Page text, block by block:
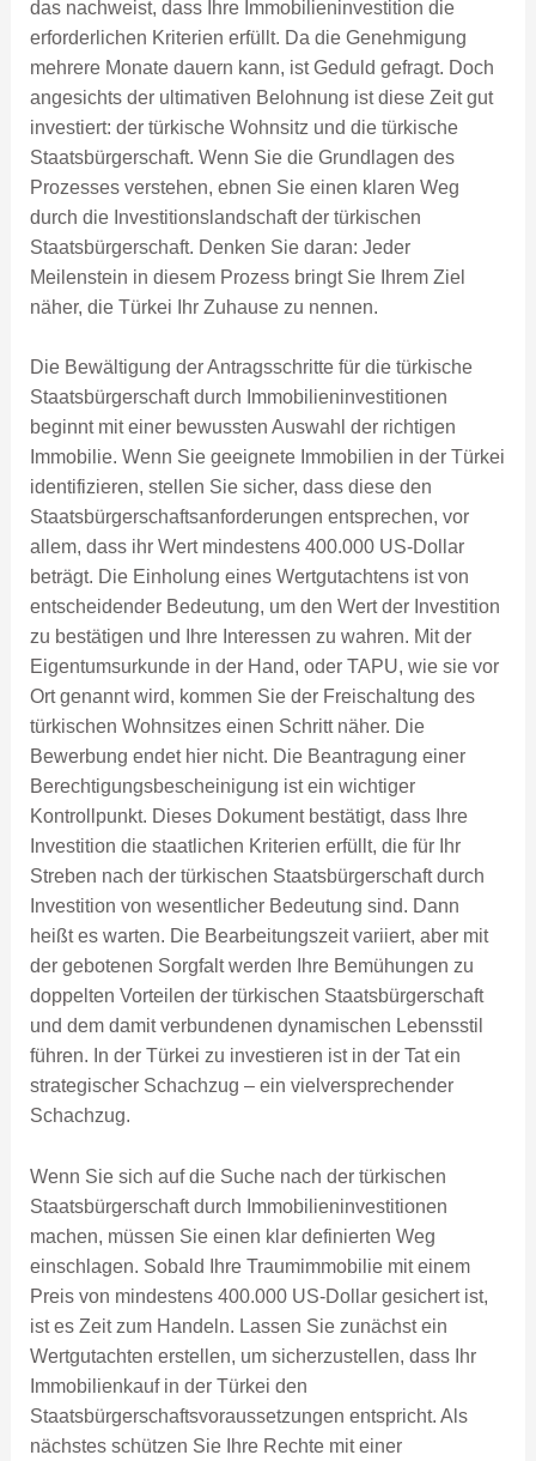
das nachweist, dass Ihre Immobilieninvestition die
erforderlichen Kriterien erfüllt. Da die Genehmigung
mehrere Monate dauern kann, ist Geduld gefragt. Doch
angesichts der ultimativen Belohnung ist diese Zeit gut
investiert: der türkische Wohnsitz und die türkische
Staatsbürgerschaft. Wenn Sie die Grundlagen des
Prozesses verstehen, ebnen Sie einen klaren Weg
durch die Investitionslandschaft der türkischen
Staatsbürgerschaft. Denken Sie daran: Jeder
Meilenstein in diesem Prozess bringt Sie Ihrem Ziel
näher, die Türkei Ihr Zuhause zu nennen.
Die Bewältigung der Antragsschritte für die türkische
Staatsbürgerschaft durch Immobilieninvestitionen
beginnt mit einer bewussten Auswahl der richtigen
Immobilie. Wenn Sie geeignete Immobilien in der Türkei
identifizieren, stellen Sie sicher, dass diese den
Staatsbürgerschaftsanforderungen entsprechen, vor
allem, dass ihr Wert mindestens 400.000 US-Dollar
beträgt. Die Einholung eines Wertgutachtens ist von
entscheidender Bedeutung, um den Wert der Investition
zu bestätigen und Ihre Interessen zu wahren. Mit der
Eigentumsurkunde in der Hand, oder TAPU, wie sie vor
Ort genannt wird, kommen Sie der Freischaltung des
türkischen Wohnsitzes einen Schritt näher. Die
Bewerbung endet hier nicht. Die Beantragung einer
Berechtigungsbescheinigung ist ein wichtiger
Kontrollpunkt. Dieses Dokument bestätigt, dass Ihre
Investition die staatlichen Kriterien erfüllt, die für Ihr
Streben nach der türkischen Staatsbürgerschaft durch
Investition von wesentlicher Bedeutung sind. Dann
heißt es warten. Die Bearbeitungszeit variiert, aber mit
der gebotenen Sorgfalt werden Ihre Bemühungen zu
doppelten Vorteilen der türkischen Staatsbürgerschaft
und dem damit verbundenen dynamischen Lebensstil
führen. In der Türkei zu investieren ist in der Tat ein
strategischer Schachzug – ein vielversprechender
Schachzug.
Wenn Sie sich auf die Suche nach der türkischen
Staatsbürgerschaft durch Immobilieninvestitionen
machen, müssen Sie einen klar definierten Weg
einschlagen. Sobald Ihre Traumimmobilie mit einem
Preis von mindestens 400.000 US-Dollar gesichert ist,
ist es Zeit zum Handeln. Lassen Sie zunächst ein
Wertgutachten erstellen, um sicherzustellen, dass Ihr
Immobilienkauf in der Türkei den
Staatsbürgerschaftsvoraussetzungen entspricht. Als
nächstes schützen Sie Ihre Rechte mit einer